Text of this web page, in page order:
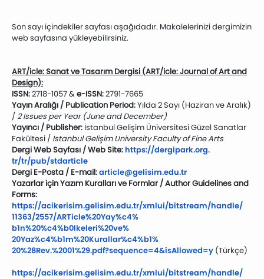
Son sayı içindekiler sayfası aşağıdadır. Makalelerinizi dergimizin
web sayfasına yükleyebilirsiniz.
ART/icle: Sanat ve Tasarım Dergisi (ART/icle: Journal of Art and
Design):
ISSN:2718-1057 &e-ISSN:2791-7665
Yayın Aralığı / Publication Period:Yılda 2 Sayı (Haziran ve Aralık)
/ 2 Issues per Year (June and December)
Yayıncı / Publisher: İstanbul Gelişim Üniversitesi Güzel Sanatlar
Fakültesi / Istanbul Gelişim University Faculty of Fine Arts
Dergi Web Sayfası / Web Site:https://dergipark.org.
tr/tr/pub/stdarticle
Dergi E-Posta / E-mail:article@gelisim.edu.tr
Yazarlar için Yazım Kuralları ve Formlar / Author Guidelines and
Forms:
https://acikerisim.gelisim.edu.tr/xmlui/bitstream/handle/
11363/2557/ARTicle%20Yay%c4%
b1n%20%c4%b0lkeleri%20ve%
20Yaz%c4%b1m%20Kurallar%c4%b1%
20%28Rev.%2001%29.pdf?sequence=4&isAllowed=y (Türkçe)
https://acikerisim.gelisim.edu.tr/xmlui/bitstream/handle/